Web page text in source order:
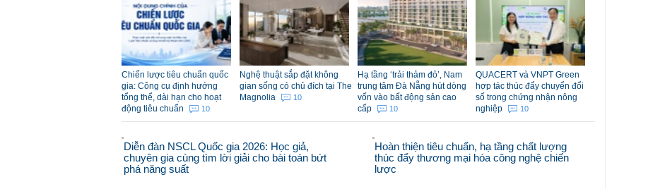
Chiến lược tiêu chuẩn quốc
gia: Công cụ định hướng
tổng thể, dài hạn cho hoạt
động tiêu chuẩn
10
Nghệ thuật sắp đặt không
gian sống có chủ đích tại The
Magnolia
10
Hạ tầng ‘trải thảm đỏ’, Nam
trung tâm Đà Nẵng hút dòng
vốn vào bất động sản cao
cấp
10
QUACERT và VNPT Green
hợp tác thúc đẩy chuyển đổi
số trong chứng nhận nông
nghiệp
10
Diễn đàn NSCL Quốc gia 2026: Học giả,
chuyên gia cùng tìm lời giải cho bài toán bứt
phá năng suất
Hoàn thiện tiêu chuẩn, hạ tầng chất lượng
thúc đẩy thương mại hóa công nghệ chiến
lược